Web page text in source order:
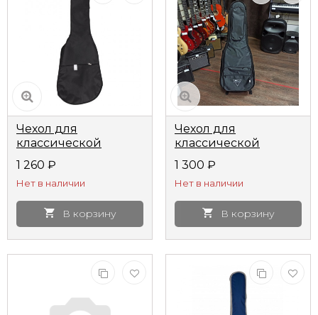
Чехол для
классической
1 260 ₽
Нет в наличии
В корзину
Чехол для
классической
утепленный
1 300 ₽
Нет в наличии
В корзину